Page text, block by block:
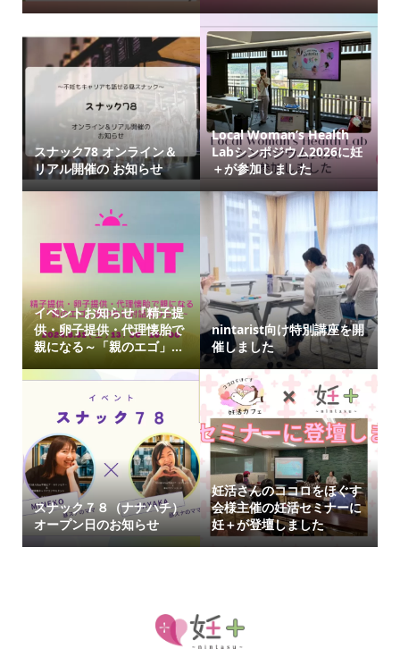
スナック78 オンライン＆
リアル開催の お知らせ
Local Woman’s Health
Labシンポジウム2026に妊
＋が参加しました
イベントお知らせ『精子提
供・卵子提供・代理懐胎で
親になる～「親のエゴ」...
nintarist向け特別講座を開
催しました
スナック７８（ナナハチ）
オープン日のお知らせ
妊活さんのココロをほぐす
会様主催の妊活セミナーに
妊＋が登壇しました